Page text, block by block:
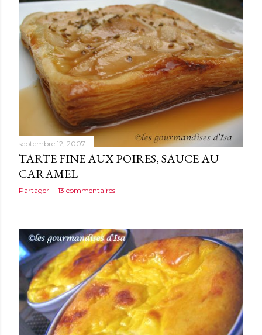
septembre 12, 2007
TARTE FINE AUX POIRES, SAUCE AU
CARAMEL
Partager 13 commentaires